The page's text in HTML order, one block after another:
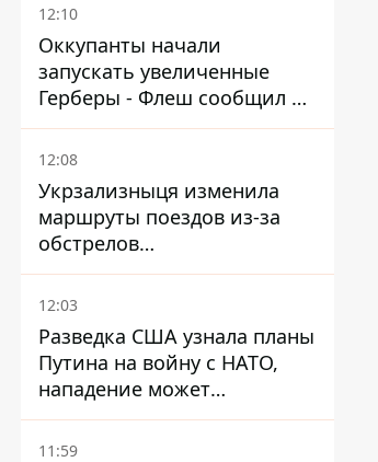
12:10
Оккупанты начали
запускать увеличенные
Герберы - Флеш сообщил о
новой модификации дрона
12:08
Укрзализныця изменила
маршруты поездов из-за
обстрелов
Днепропетровщины,
Харьковщины и Запорожья
12:03
Разведка США узнала планы
Путина на войну с НАТО,
нападение может
произойти осенью – в WSJ
раскрыли детали
11:59